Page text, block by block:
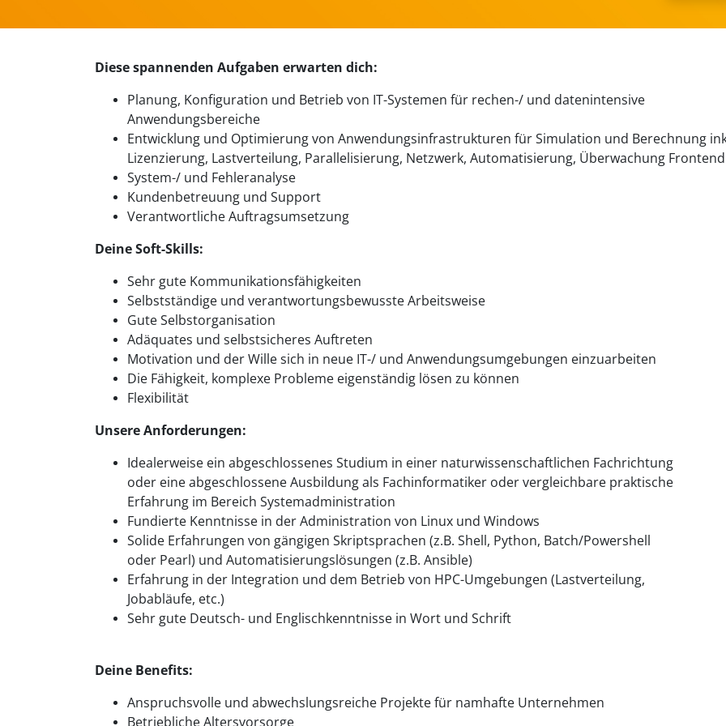
Diese spannenden Aufgaben erwarten dich:
Planung, Konfiguration und Betrieb von IT-Systemen für rechen-/ und datenintensive
Anwendungsbereiche
Entwicklung und Optimierung von Anwendungsinfrastrukturen für Simulation und Berechnung
Lizenzierung, Lastverteilung, Parallelisierung, Netzwerk, Automatisierung, Überwachung Frontend
System-/ und Fehleranalyse
Kundenbetreuung und Support
Verantwortliche Auftragsumsetzung
Deine Soft-Skills:
Sehr gute Kommunikationsfähigkeiten
Selbstständige und verantwortungsbewusste Arbeitsweise
Gute Selbstorganisation
Adäquates und selbstsicheres Auftreten
Motivation und der Wille sich in neue IT-/ und Anwendungsumgebungen einzuarbeiten
Die Fähigkeit, komplexe Probleme eigenständig lösen zu können
Flexibilität
Unsere Anforderungen:
Idealerweise ein abgeschlossenes Studium in einer naturwissenschaftlichen Fachrichtung
oder eine abgeschlossene Ausbildung als Fachinformatiker oder vergleichbare praktische
Erfahrung im Bereich Systemadministration
Fundierte Kenntnisse in der Administration von Linux und Windows
Solide Erfahrungen von gängigen Skriptsprachen (z.B. Shell, Python, Batch/Powershell
oder Pearl) und Automatisierungslösungen (z.B. Ansible)
Erfahrung in der Integration und dem Betrieb von HPC-Umgebungen (Lastverteilung,
Jobabläufe, etc.)
Sehr gute Deutsch- und Englischkenntnisse in Wort und Schrift
Deine Benefits:
Anspruchsvolle und abwechslungsreiche Projekte für namhafte Unternehmen
Betriebliche Altersvorsorge